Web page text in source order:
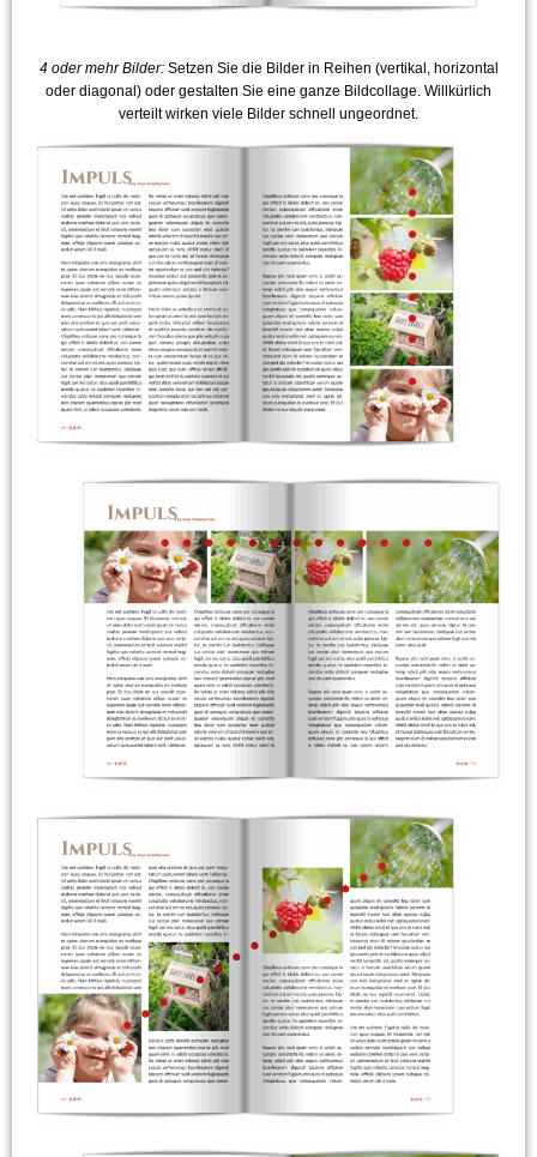
4 oder mehr Bilder:Setzen Sie die Bilder in Reihen (vertikal, horizontal
oder diagonal) oder gestalten Sie eine ganze Bildcollage. Willkürlich
verteilt wirken viele Bilder schnell ungeordnet.